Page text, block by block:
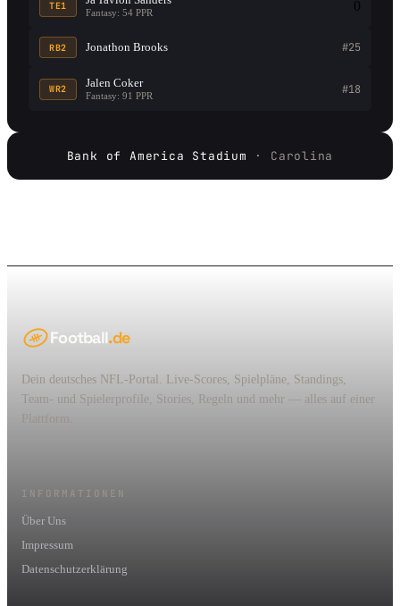
TE1
Fantasy: 54 PPR 0
RB2 Jonathon Brooks #25
WR2 Jalen Coker
Fantasy: 91 PPR #18
Bank of America Stadium · Carolina
Football.de
Dein deutsches NFL-Portal. Live-Scores, Spielpläne, Standings,
Team- und Spielerprofile, Stories, Regeln und mehr — alles auf einer
Plattform.
INFORMATIONEN
Über Uns
Impressum
Datenschutzerklärung